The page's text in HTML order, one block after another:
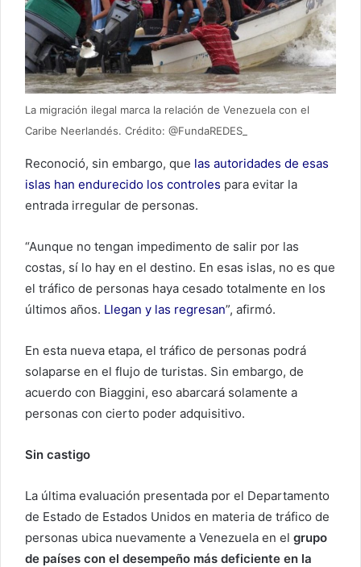
La migración ilegal marca la relación de Venezuela con el
Caribe Neerlandés. Crédito: @FundaREDES_
Reconoció, sin embargo, que las autoridades de esas
islas han endurecido los controles para evitar la
entrada irregular de personas.
“Aunque no tengan impedimento de salir por las
costas, sí lo hay en el destino. En esas islas, no es que
el tráfico de personas haya cesado totalmente en los
últimos años. Llegan y las regresan”, afirmó.
En esta nueva etapa, el tráfico de personas podrá
solaparse en el flujo de turistas. Sin embargo, de
acuerdo con Biaggini, eso abarcará solamente a
personas con cierto poder adquisitivo.
Sin castigo
La última evaluación presentada por el Departamento
de Estado de Estados Unidos en materia de tráfico de
personas ubica nuevamente a Venezuela en el grupo
de países con el desempeño más deficiente en la